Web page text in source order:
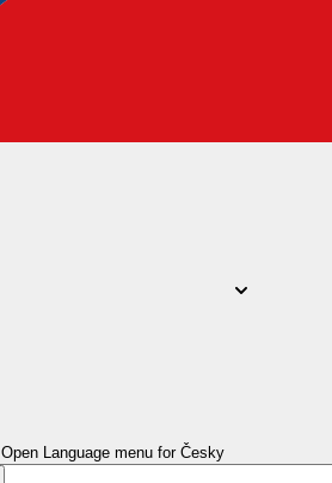
Open Language menu for Česky